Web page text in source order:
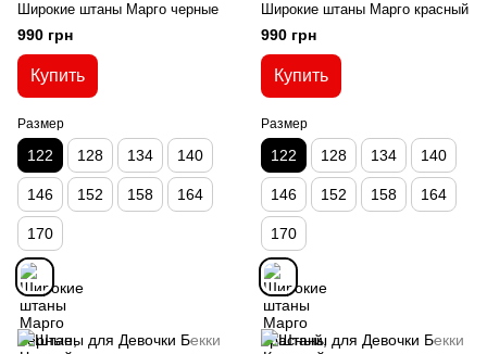
Широкие штаны Марго черные
990 грн
Купить
Размер
122 128 134 140
146 152 158 164
170
Широкие штаны Марго красный
990 грн
Купить
Размер
122 128 134 140
146 152 158 164
170